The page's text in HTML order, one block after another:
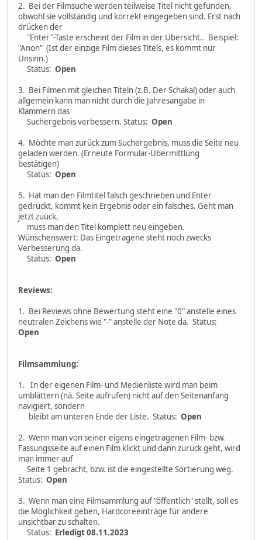
2. Bei der Filmsuche werden teilweise Titel nicht gefunden,
obwohl sie vollständig und korrekt eingegeben sind. Erst nach
drücken der
"Enter"-Taste erscheint der Film in der Übersicht.. Beispiel:
"Anon" (Ist der einzige Film dieses Titels, es kommt nur
Unsinn.)
Status: Open
3. Bei Filmen mit gleichen Titeln (z.B. Der Schakal) oder auch
allgemein kann man nicht durch die Jahresangabe in
Klammern das
Suchergebnis verbessern. Status: Open
4. Möchte man zurück zum Suchergebnis, muss die Seite neu
geladen werden. (Erneute Formular-Übermittlung
bestätigen)
Status: Open
5. Hat man den Filmtitel falsch geschrieben und Enter
gedrückt, kommt kein Ergebnis oder ein falsches. Geht man
jetzt zuück,
muss man den Titel komplett neu eingeben.
Wünschenswert: Das Eingetragene steht noch zwecks
Verbesserung da.
Status: Open
Reviews:
1. Bei Reviews ohne Bewertung steht eine "0" anstelle eines
neutralen Zeichens wie "-" anstelle der Note da. Status:
Open
Filmsammlung:
1. In der eigenen Film- und Medienliste wird man beim
umblättern (nä. Seite aufrufen) nicht auf den Seitenanfang
navigiert, sondern
bleibt am unteren Ende der Liste. Status: Open
2. Wenn man von seiner eigens eingetragenen Film- bzw.
Fassungsseite auf einen Film klickt und dann zurück geht, wird
man immer auf
Seite 1 gebracht, bzw. ist die eingestellte Sortierung weg.
Status: Open
3. Wenn man eine Filmsammlung auf "öffentlich" stellt, soll es
die Möglichkeit geben, Hardcoreeinträge für andere
unsichtbar zu schalten.
Status: Erledigt 08.11.2023